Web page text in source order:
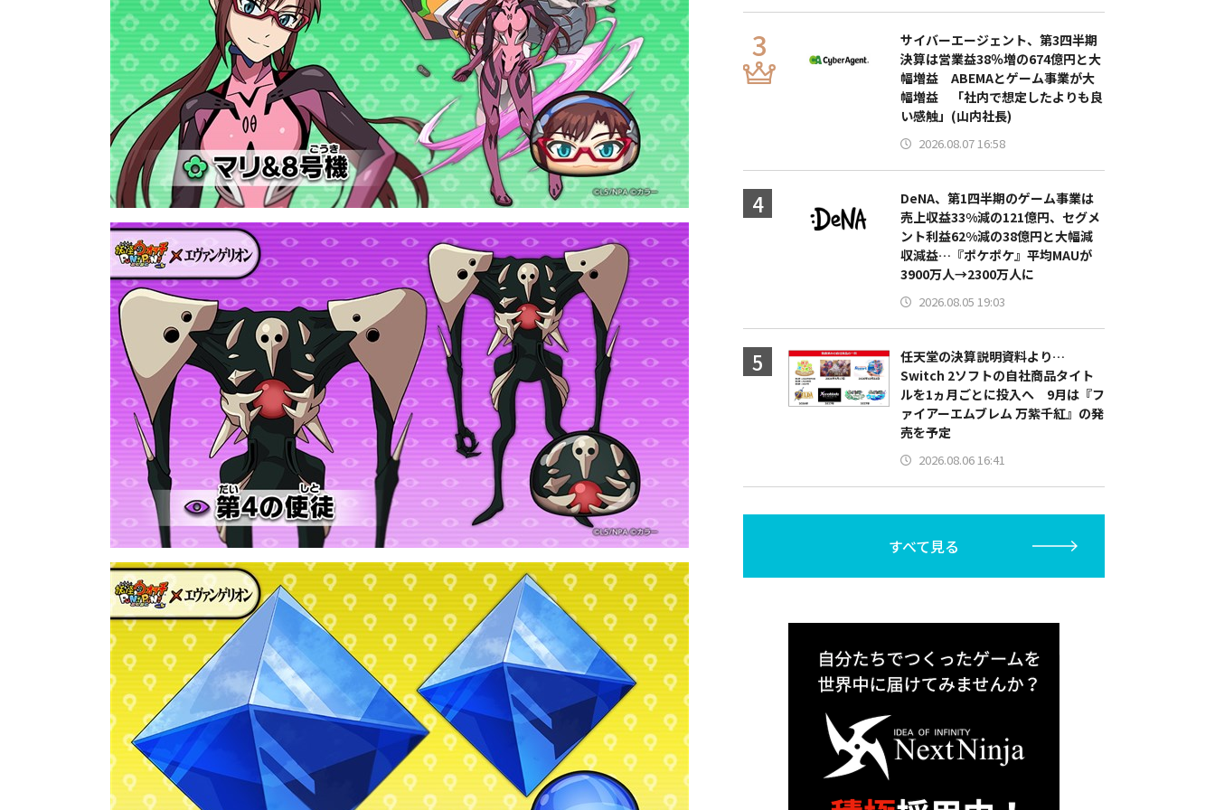
サイバーエージェント、第3四半期
決算は営業益38％増の674億円と大
幅増益 ABEMAとゲーム事業が大
幅増益 「社内で想定したよりも良
い感触」(山内社長)
2026.08.07 16:58
DeNA、第1四半期のゲーム事業は
売上収益33%減の121億円、セグメ
ント利益62%減の38億円と大幅減
収減益…『ポケポケ』平均MAUが
3900万人→2300万人に
2026.08.05 19:03
任天堂の決算説明資料より…
Switch 2ソフトの自社商品タイト
ルを1ヵ月ごとに投入へ 9月は『フ
ァイアーエムブレム 万紫千紅』の発
売を予定
2026.08.06 16:41
すべて見る